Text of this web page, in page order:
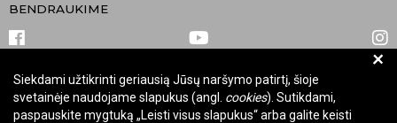
BENDRAUKIME
© 2026 Valstybinė kultūros paveldo komisija. Visos teisės saugomos.
Keisti slapukų nustatymus
+
Siekdami užtikrinti geriausią Jūsų naršymo patirtį, šioje
svetainėje naudojame slapukus (angl. cookies). Sutikdami,
paspauskite mygtuką „Leisti visus slapukus“ arba galite keisti